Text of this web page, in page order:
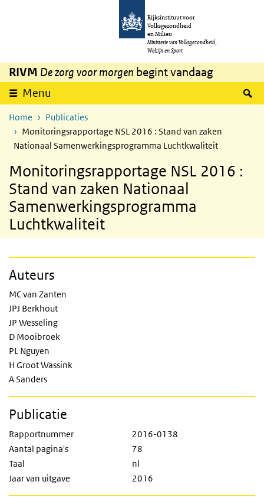
Overslaan en naar de inhoud gaan
Rijksinstituut voor
Volksgezondheid
en Milieu
Ministerie van Volksgezondheid,
Welzijn en Sport
RIVM De zorg voor morgen begint vandaag
Menu
Home
Publicaties
Monitoringsrapportage NSL 2016 : Stand van zaken
Nationaal Samenwerkingsprogramma Luchtkwaliteit
Monitoringsrapportage NSL 2016 :
Stand van zaken Nationaal
Samenwerkingsprogramma
Luchtkwaliteit
Auteurs
MC van Zanten
JPJ Berkhout
JP Wesseling
D Mooibroek
PL Nguyen
H Groot Wassink
A Sanders
Publicatie
Rapportnummer
2016-0138
Aantal pagina's
78
Taal
nl
Jaar van uitgave
2016